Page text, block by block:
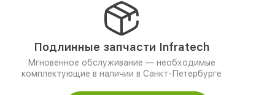
Подлинные запчасти Infratech
Мгновенное обслуживание — необходимые
комплектующие в наличии в Санкт-Петербурге